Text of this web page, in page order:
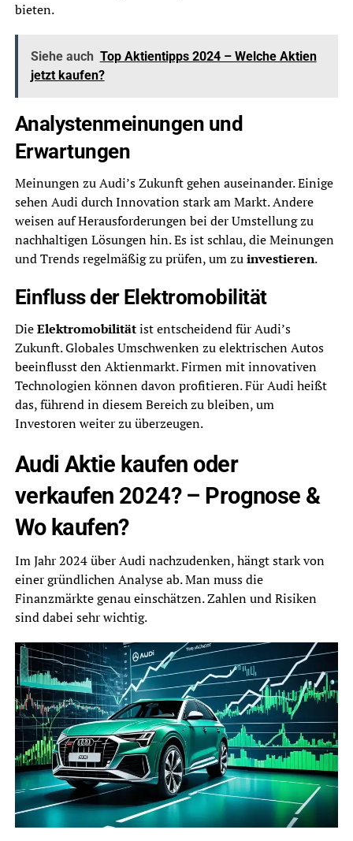
bieten.
Siehe auch Top Aktientipps 2024 – Welche Aktien
jetzt kaufen?
Analystenmeinungen und
Erwartungen
Meinungen zu Audi’s Zukunft gehen auseinander. Einige
sehen Audi durch Innovation stark am Markt. Andere
weisen auf Herausforderungen bei der Umstellung zu
nachhaltigen Lösungen hin. Es ist schlau, die Meinungen
und Trends regelmäßig zu prüfen, um zuinvestieren.
Einfluss der Elektromobilität
DieElektromobilitätist entscheidend für Audi’s
Zukunft. Globales Umschwenken zu elektrischen Autos
beeinflusst den Aktienmarkt. Firmen mit innovativen
Technologien können davon profitieren. Für Audi heißt
das, führend in diesem Bereich zu bleiben, um
Investoren weiter zu überzeugen.
Audi Aktie kaufen oder
verkaufen 2024? – Prognose &
Wo kaufen?
Im Jahr 2024 über Audi nachzudenken, hängt stark von
einer gründlichen Analyse ab. Man muss die
Finanzmärkte genau einschätzen. Zahlen und Risiken
sind dabei sehr wichtig.